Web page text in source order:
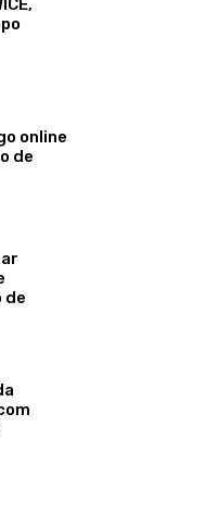
online
de
de